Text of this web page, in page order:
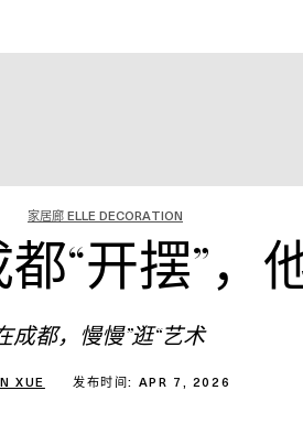
家居廊 ELLE DECORATION
“开摆”，
成都，慢慢”逛“艺术
XUE 发布时间: APR 7, 2026